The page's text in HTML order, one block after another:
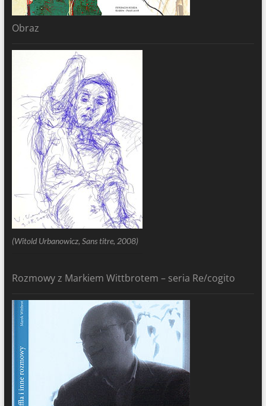
Obraz
(Witold Urbanowicz, Sans titre, 2008)
Rozmowy z Markiem Wittbrotem – seria Re/cogito